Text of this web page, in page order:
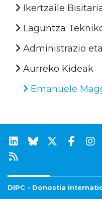
Ikertzaile
Laguntza
Administrazio
Aurreko Kideak
Emanuele
DIPC - Donostia